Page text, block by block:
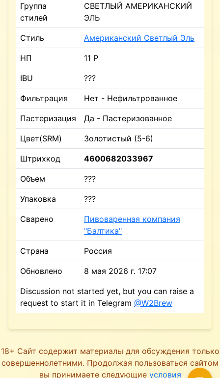
Группа
стилей
СВЕТЛЫЙ АМЕРИКАНСКИЙ
ЭЛЬ
Стиль Американский Светлый Эль
НП 11 P
IBU ???
Фильтрация Нет - Нефильтрованное
Пастеризация Да - Пастеризованное
Цвет(SRM) Золотистый (5-6)
Штрихкод 4600682033967
Объем ???
Упаковка ???
Сварено
Пивоваренная компания
"Балтика"
Страна Россия
Обновлено 8 мая 2026 г. 17:07
Discussion not started yet, but you can raise a
request to start it in Telegram @W2Brew
18+ Сайт содержит материалы для обсуждения только
совершеннолетними. Продолжая пользоваться сайтом
вы принимаете следующие условия